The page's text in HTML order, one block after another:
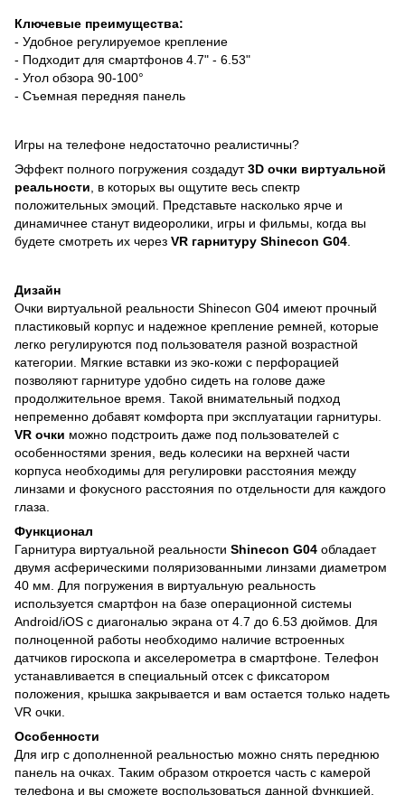
Ключевые преимущества:
- Удобное регулируемое крепление
- Подходит для смартфонов 4.7" - 6.53"
- Угол обзора 90-100°
- Съемная передняя панель
Игры на телефоне недостаточно реалистичны?
Эффект полного погружения создадут3D очки виртуальной
реальности , в которых вы ощутите весь спектр
положительных эмоций. Представьте насколько ярче и
динамичнее станут видеоролики, игры и фильмы, когда вы
будете смотреть их через VR гарнитуру Shinecon G04
Дизайн
Очки виртуальной реальности Shinecon G04 имеют прочный
пластиковый корпус и надежное крепление ремней, которые
легко регулируются под пользователя разной возрастной
категории. Мягкие вставки из эко-кожи с перфорацией
позволяют гарнитуре удобно сидеть на голове даже
продолжительное время. Такой внимательный подход
непременно добавят комфорта при эксплуатации гарнитуры.
VR очки можно подстроить даже под пользователей с
особенностями зрения, ведь колесики на верхней части
корпуса необходимы для регулировки расстояния между
линзами и фокусного расстояния по отдельности для каждого
глаза.
Функционал
Гарнитура виртуальной реальности Shinecon G04 обладает
двумя асферическими поляризованными линзами диаметром
40 мм. Для погружения в виртуальную реальность
используется смартфон на базе операционной системы
Android/iOS с диагональю экрана от 4.7 до 6.53 дюймов. Для
полноценной работы необходимо наличие встроенных
датчиков гироскопа и акселерометра в смартфоне. Телефон
устанавливается в специальный отсек с фиксатором
положения, крышка закрывается и вам остается только надеть
VR очки.
Особенности
Для игр с дополненной реальностью можно снять переднюю
панель на очках. Таким образом откроется часть с камерой
телефона и вы сможете воспользоваться данной функцией.